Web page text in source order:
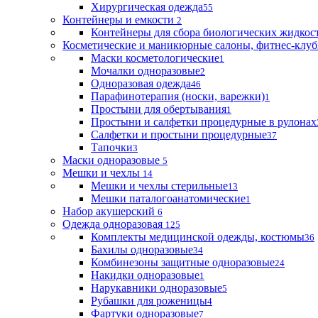
Хирургическая одежда55
Контейнеры и емкости 2
Контейнеры для сбора биологических
Косметические и маникюрные салоны, фитнес-
Маски косметологические1
Мочалки одноразовые2
Одноразовая одежда46
Парафинотерапия (носки, варежки)1
Простыни для обертывания1
Простыни и салфетки процедурные в рулонах
Салфетки и простыни процедурные37
Тапочки3
Маски одноразовые 5
Мешки и чехлы 14
Мешки и чехлы стерильные13
Мешки паталогоанатомические1
Набор акушерский 6
Одежда одноразовая 125
Комплекты медицинской одежды, костюмы36
Бахилы одноразовые34
Комбинезоны защитные одноразовые24
Накидки одноразовые1
Нарукавники одноразовые5
Рубашки для роженицы4
Фартуки одноразовые7